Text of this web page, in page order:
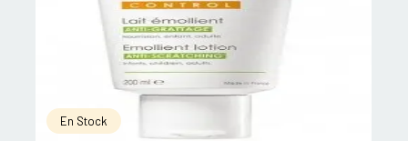
En Stock